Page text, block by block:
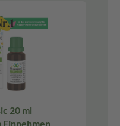
20 ml
Einnehmen